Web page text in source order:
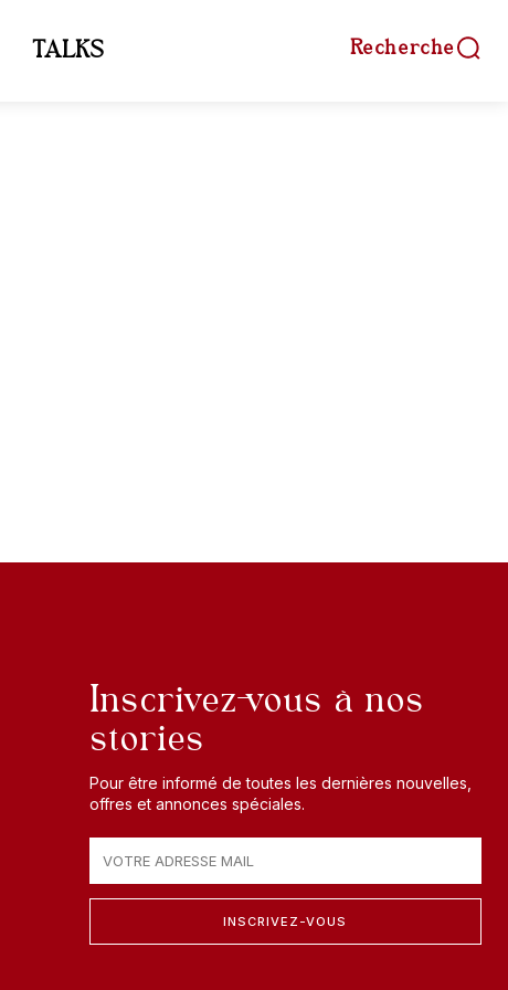
TALKS Recherche
Inscrivez-vous à nos
stories
Pour être informé de toutes les dernières nouvelles,
offres et annonces spéciales.
INSCRIVEZ-VOUS